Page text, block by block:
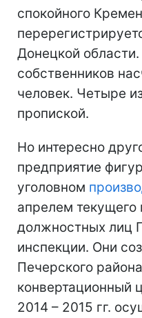
спокойного
Донецкой
собственников
человек. Четыре
пропиской.
Но интересно
предприятие
уголовном
апрелем текущего
должностных лиц
инспекции. Они
Печерского
конвертационный
2014 – 2015 гг.